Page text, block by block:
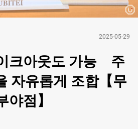
2025-05-29
크아웃도 가능 주
자유롭게 조합【무
야점】